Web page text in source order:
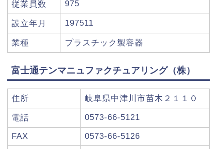
従業員数 975
設立年月 197511
業種 プラスチック製容器
富士通テンマニュファクチュアリング（株）
住所 岐阜県中津川市苗木２１１０
電話 0573-66-5121
FAX 0573-66-5126